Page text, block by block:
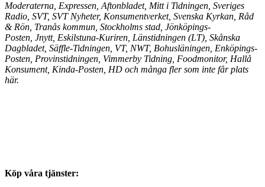
Moderaterna, Expressen, Aftonbladet, Mitt i Tidningen, Sveriges
Radio, SVT, SVT Nyheter, Konsumentverket, Svenska Kyrkan, Råd
& Rön, Tranås kommun, Stockholms stad, Jönköpings-
Posten, Jnytt, Eskilstuna-Kuriren, Länstidningen (LT), Skånska
Dagbladet, Säffle-Tidningen, VT, NWT, Bohusläningen, Enköpings-
Posten, Provinstidningen, Vimmerby Tidning, Foodmonitor, Hallå
Konsument, Kinda-Posten, HD och många fler som inte får plats
här.
Köp våra tjänster: